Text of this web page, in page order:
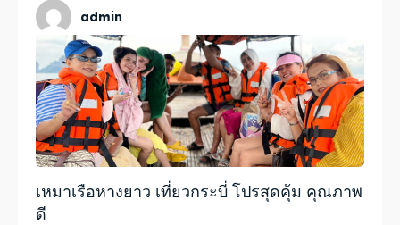
admin
เหมาเรือหางยาว เที่ยวกระบี่ โปรสุดคุ้ม คุณภาพ
ดี